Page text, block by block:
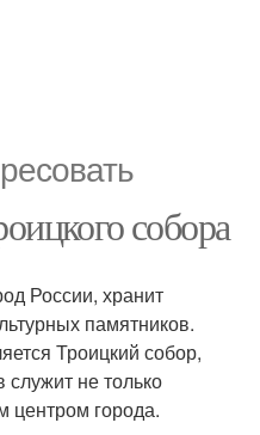
собора
России, хранит
памятников.
Троицкий собор,
не только
центром города.